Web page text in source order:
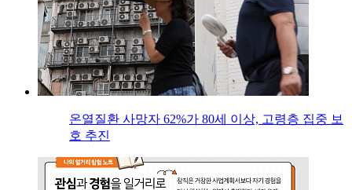
온열질환 사망자 62%가 80세 이상, 고령층 집중 보
호 추진